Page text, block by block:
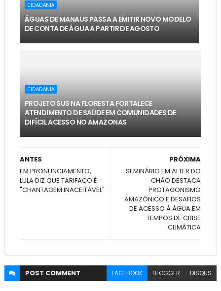
CIDADANIA
ÁGUAS DE MANAUS PASSA A EMITIR NOVO MODELO
DE CONTA DE ÁGUA A PARTIR DE AGOSTO
CIDADANIA
PROJETO SUS NA FLORESTA FORTALECE
ATENDIMENTO DE SAÚDE EM COMUNIDADES DE
DIFÍCIL ACESSO NO AMAZONAS
PRÓXIMA
SEMINÁRIO EM ALTER DO
CHÃO DESTACA
PROTAGONISMO
AMAZÔNICO E DESAFIOS
DE ACESSO À ÁGUA EM
TEMPOS DE CRISE
CLIMÁTICA
ANTES
EM PRONUNCIAMENTO,
LULA DIZ QUE TARIFAÇO É
"CHANTAGEM INACEITÁVEL"
POST COMMENT FACEBOOK BLOGGER DISQUS